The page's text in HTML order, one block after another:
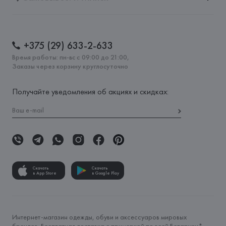
+375 (29) 633-2-633
Время работы: пн-вс с 09:00 до 21:00,
Заказы через корзину круглосуточно
Получайте уведомления об акциях и скидках:
Скачать
в App Store
Скачать
в Google Play
Интернет-магазин одежды, обуви и аксессуаров мировых